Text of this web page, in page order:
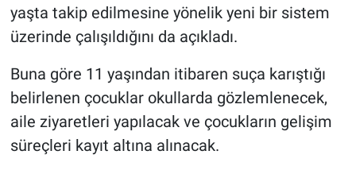
yaşta takip edilmesine yönelik yeni bir sistem
üzerinde çalışıldığını da açıkladı.
Buna göre 11 yaşından itibaren suça karıştığı
belirlenen çocuklar okullarda gözlemlenecek,
aile ziyaretleri yapılacak ve çocukların gelişim
süreçleri kayıt altına alınacak.